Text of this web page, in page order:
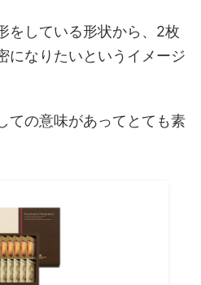
をしている形状から、2枚
になりたいというイメージ
ての意味があってとても素